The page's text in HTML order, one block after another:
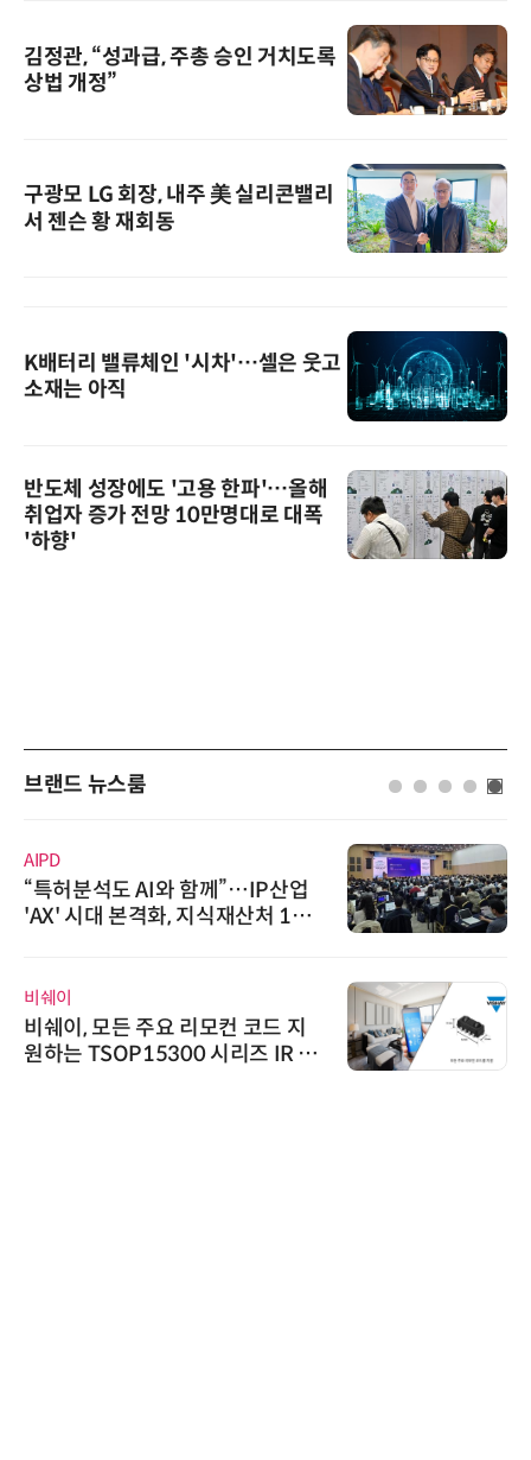
김정관, “성과급, 주총 승인 거치도록
상법 개정”
구광모 LG 회장, 내주 美 실리콘밸리
서 젠슨 황 재회동
K배터리 밸류체인 '시차'…셀은 웃고
소재는 아직
반도체 성장에도 '고용 한파'…올해
취업자 증가 전망 10만명대로 대폭
'하향'
브랜드 뉴스룸
분석도 AI와 함께”…IP산업
대 본격화, 지식재산처 1호
, 모든 주요 리모컨 코드 지
TSOP15300 시리즈 IR 수
슈퍼솔
슈퍼솔
ooling
에이블
시놀로